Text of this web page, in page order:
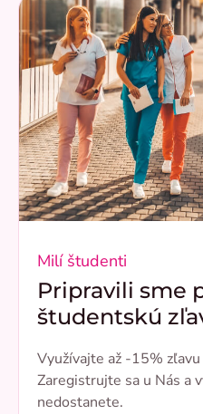
Milí študenti
Pripravili sme
študentskú
Využívajte až -15% zľavu
Zaregistrujte sa u Nás a
nedostanete.